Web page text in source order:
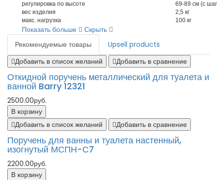
регулировка по высоте
69-89 см (с
вес изделия
2,5 кг
макс. нагрузка
100 кг
Показать больше
Скрыть
Рекомендуемые товары
Upsell products
Добавить в список желаний
Добавить в сравнение
Откидной поручень металлический для туалета и
ванной Barry 12321
2500.00руб.
В корзину
Добавить в список желаний
Добавить в сравнение
Поручень для ванны и туалета настенный,
изогнутый МСПН-С7
2200.00руб.
В корзину